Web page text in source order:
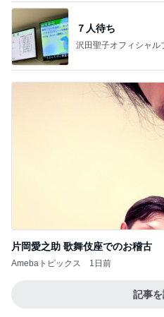
７人待ち
沢田聖子オフィシャル
片岡愛之助 歌舞伎座でのお稽古
Amebaトピックス 1日前
記事